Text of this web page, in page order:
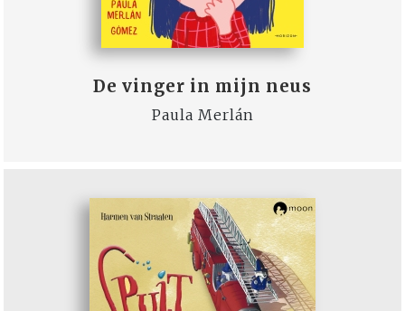
De vinger in mijn neus
Paula Merlán